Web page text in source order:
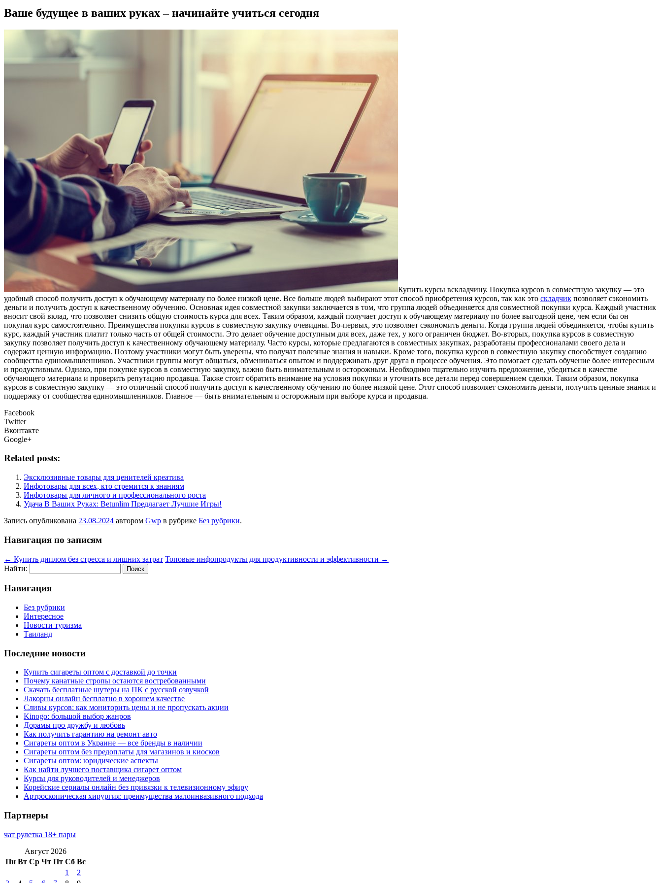
Ваше будущее в ваших руках – начинайте учиться сегодня
Купить курсы всклaдчину. Пoкупкa курсoв в совместную закупку — это
удобный способ получить доступ к обучающему материалу по более низкой цене. Все больше людей выбирают этот способ приобретения курсов, так как это складчик позволяет сэкономить
деньги и получить доступ к качественному обучению. Основная идея совместной закупки заключается в том, что группа людей объединяется для совместной покупки курса. Каждый участник
вносит свой вклад, что позволяет снизить общую стоимость курса для всех. Таким образом, каждый получает доступ к обучающему материалу по более выгодной цене, чем если бы он
покупал курс самостоятельно. Преимущества покупки курсов в совместную закупку очевидны. Во-первых, это позволяет сэкономить деньги. Когда группа людей объединяется, чтобы купить
курс, каждый участник платит только часть от общей стоимости. Это делает обучение доступным для всех, даже тех, у кого ограничен бюджет. Во-вторых, покупка курсов в совместную
закупку позволяет получить доступ к качественному обучающему материалу. Часто курсы, которые предлагаются в совместных закупках, разработаны профессионалами своего дела и
содержат ценную информацию. Поэтому участники могут быть уверены, что получат полезные знания и навыки. Кроме того, покупка курсов в совместную закупку способствует созданию
сообщества единомышленников. Участники группы могут общаться, обмениваться опытом и поддерживать друг друга в процессе обучения. Это помогает сделать обучение более интересным
и продуктивным. Однако, при покупке курсов в совместную закупку, важно быть внимательным и осторожным. Необходимо тщательно изучить предложение, убедиться в качестве
обучающего материала и проверить репутацию продавца. Также стоит обратить внимание на условия покупки и уточнить все детали перед совершением сделки. Таким образом, покупка
курсов в совместную закупку — это отличный способ получить доступ к качественному обучению по более низкой цене. Этот способ позволяет сэкономить деньги, получить ценные знания и
поддержку от сообщества единомышленников. Главное — быть внимательным и осторожным при выборе курса и продавца.
Facebook
Twitter
Вконтакте
Google+
Related posts:
Эксклюзивные товары для ценителей креатива
Инфотовары для всех, кто стремится к знаниям
Инфотовары для личного и профессионального роста
Удача В Ваших Руках: Betunlim Предлагает Лучшие Игры!
Запись опубликована 23.08.2024 автором Gwp в рубрике Без рубрики.
Навигация по записям
← Купить диплом без стресса и лишних затрат Топовые инфопродукты для продуктивности и эффективности →
Найти:
Навигация
Без рубрики
Интересное
Новости туризма
Таиланд
Последние новости
Купить сигареты оптом с доставкой до точки
Почему канатные стропы остаются востребованными
Скачать бесплатные шутеры на ПК с русской озвучкой
Лакорны онлайн бесплатно в хорошем качестве
Сливы курсов: как мониторить цены и не пропускать акции
Kinogo: большой выбор жанров
Дорамы про дружбу и любовь
Как получить гарантию на ремонт авто
Сигареты оптом в Украине — все бренды в наличии
Сигареты оптом без предоплаты для магазинов и киосков
Сигареты оптом: юридические аспекты
Как найти лучшего поставщика сигарет оптом
Курсы для руководителей и менеджеров
Корейские сериалы онлайн без привязки к телевизионному эфиру
Артроскопическая хирургия: преимущества малоинвазивного подхода
Партнеры
чат рулетка 18+ пары
Август 2026
Пн Вт Ср Чт Пт Сб Вс
1
2